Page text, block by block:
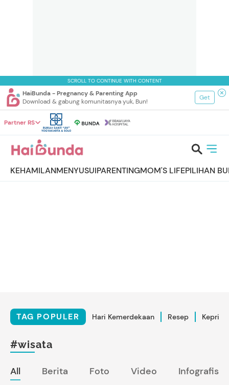
SCROLL TO CONTINUE WITH CONTENT
HaiBunda - Pregnancy & Parenting App
Download & gabung komunitasnya yuk, Bun!
Get
Partner RS
KEHAMILANMENYUSUIPARENTINGMOM'S LIFEPILIHAN
TAG POPULER Hari Kemerdekaan Resep
#wisata
All Berita Foto Video Infografis